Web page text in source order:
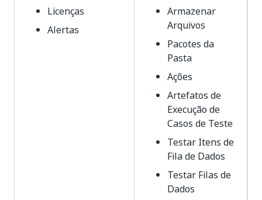
Licenças
Alertas
Armazenar
Arquivos
Pacotes da
Pasta
Ações
Artefatos de
Execução de
Casos de Teste
Testar Itens de
Fila de Dados
Testar Filas de
Dados